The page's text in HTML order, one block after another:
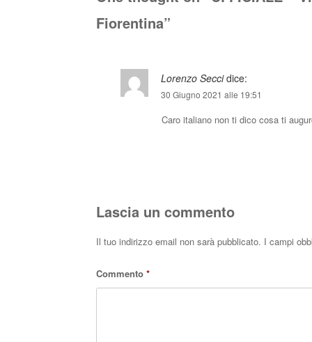
Fiorentina”
Lorenzo Secci dice:
30 Giugno 2021 alle 19:51
Caro italiano non ti dico cosa ti
Lascia un commento
Il tuo indirizzo email non sarà pubblicato. I campi
Commento *